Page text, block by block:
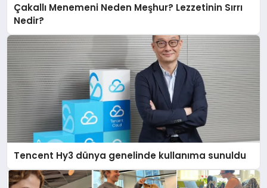
Çakallı Menemeni Neden Meşhur? Lezzetinin Sırrı
Nedir?
Tencent Hy3 dünya genelinde kullanıma sunuldu